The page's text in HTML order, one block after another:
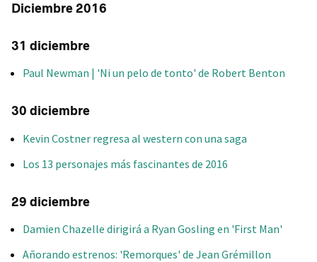
Diciembre 2016
31 diciembre
Paul Newman | 'Ni un pelo de tonto' de Robert Benton
30 diciembre
Kevin Costner regresa al western con una saga
Los 13 personajes más fascinantes de 2016
29 diciembre
Damien Chazelle dirigirá a Ryan Gosling en 'First Man'
Añorando estrenos: 'Remorques' de Jean Grémillon